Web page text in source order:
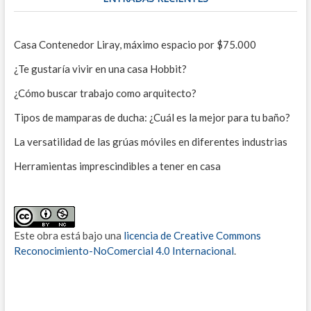
Casa Contenedor Liray, máximo espacio por $75.000
¿Te gustaría vivir en una casa Hobbit?
¿Cómo buscar trabajo como arquitecto?
Tipos de mamparas de ducha: ¿Cuál es la mejor para tu baño?
La versatilidad de las grúas móviles en diferentes industrias
Herramientas imprescindibles a tener en casa
Este obra está bajo una licencia de Creative Commons
Reconocimiento-NoComercial 4.0 Internacional.